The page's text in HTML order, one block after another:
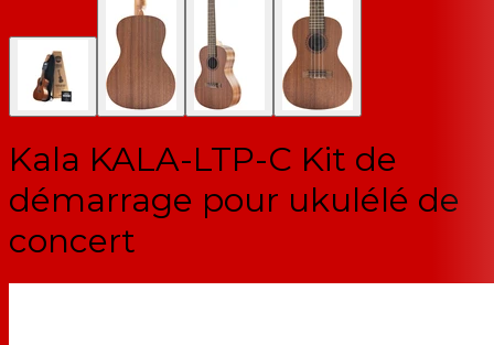
Kala KALA-LTP-C Kit de
démarrage pour ukulélé de
concert